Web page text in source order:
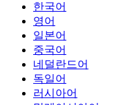
한국어
영어
일본어
중국어
네덜란드어
독일어
러시아어